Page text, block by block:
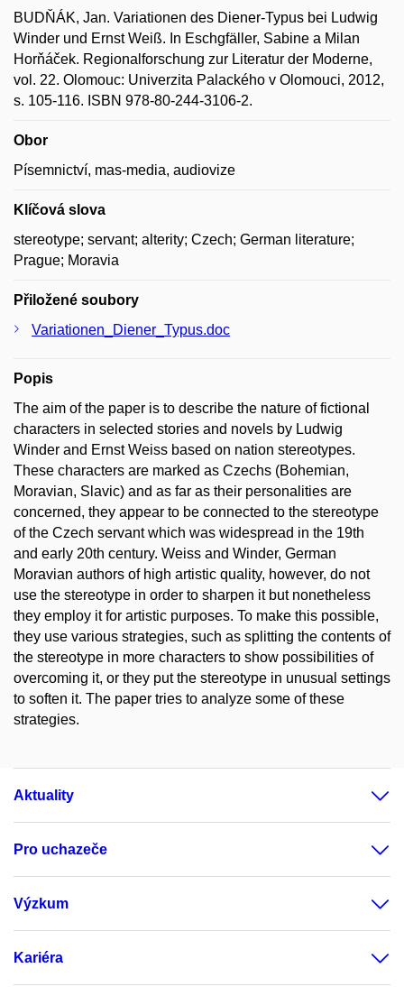
BUDŇÁK, Jan. Variationen des Diener-Typus bei Ludwig
Winder und Ernst Weiß. In Eschgfäller, Sabine a Milan
Horňáček. Regionalforschung zur Literatur der Moderne,
vol. 22. Olomouc: Univerzita Palackého v Olomouci, 2012,
s. 105-116. ISBN 978-80-244-3106-2.
Obor
Písemnictví, mas-media, audiovize
Klíčová slova
stereotype; servant; alterity; Czech; German literature;
Prague; Moravia
Přiložené soubory
Variationen_Diener_Typus.doc
Popis
The aim of the paper is to describe the nature of fictional
characters in selected stories and novels by Ludwig
Winder and Ernst Weiss based on nation stereotypes.
These characters are marked as Czechs (Bohemian,
Moravian, Slavic) and as far as their personalities are
concerned, they appear to be connected to the stereotype
of the Czech servant which was widespread in the 19th
and early 20th century. Weiss and Winder, German
Moravian authors of high artistic quality, however, do not
use the stereotype in order to sharpen it but nonetheless
they employ it for artistic purposes. To make this possible,
they use various strategies, such as splitting the contents of
the stereotype in more characters to show possibilities of
overcoming it, or they put the stereotype in unusual settings
to soften it. The paper tries to analyze some of these
strategies.
Aktuality
Pro uchazeče
Výzkum
Kariéra